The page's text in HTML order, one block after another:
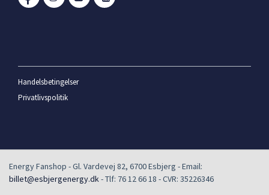
Handelsbetingelser
Privatlivspolitik
Energy Fanshop -Gl. Vardevej 82, 6700Esbjerg - Email:
billet@esbjergenergy.dk- Tlf: 76 12 66 18 - CVR: 35226346